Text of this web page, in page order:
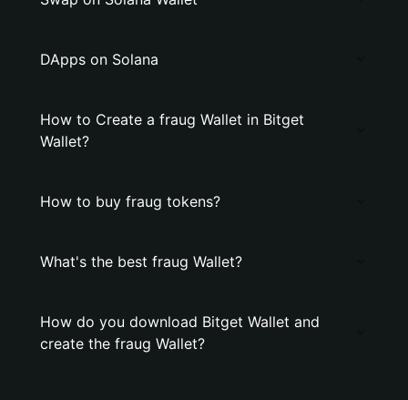
DApps on Solana
How to Create a fraug Wallet in Bitget
Wallet?
How to buy fraug tokens?
What's the best fraug Wallet?
How do you download Bitget Wallet and
create the fraug Wallet?